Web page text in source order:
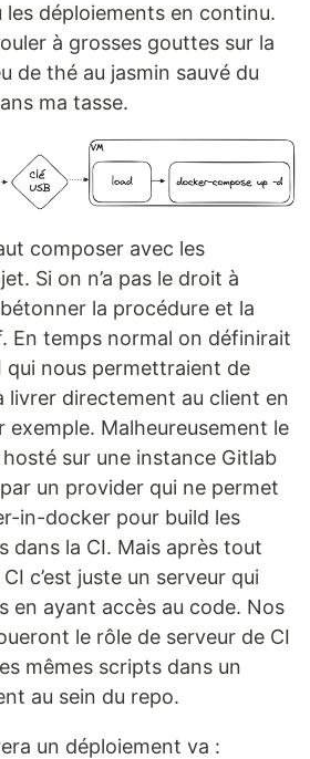
les déploiements en continu.
à grosses gouttes sur la
de thé au jasmin sauvé du
ma tasse.
composer avec les
Si on n’a pas le droit à
la procédure et la
. En temps normal on définirait
qui nous permettraient de
livrer directement au client en
exemple. Malheureusement le
sur une instance Gitlab
un provider qui ne permet
in-docker pour build les
dans la CI. Mais après tout
c’est juste un serveur qui
en ayant accès au code. Nos
le rôle de serveur de CI
mêmes scripts dans un
au sein du repo.
un déploiement va :